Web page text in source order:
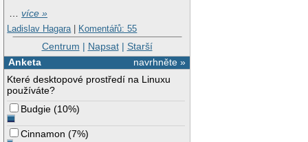
…více »
Ladislav Hagara | Komentářů: 55
Centrum | Napsat| Starší
navrhněte »
Anketa
Které desktopové prostředí na Linuxu
používáte?
Budgie (10%)
Cinnamon (7%)